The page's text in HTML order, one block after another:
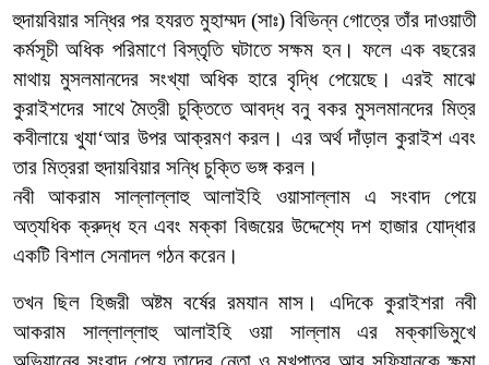
হুদায়বিয়ার সন্ধির পর হযরত মুহাম্মদ(সাঃ) বিভিন্ন গোত্রে তাঁর দাওয়াতী
কর্মসূচী অধিক পরিমাণে বিস্তৃতি ঘটাতে সক্ষম হন। ফলে এক বছরের
মাথায় মুসলমানদের সংখ্যা অধিক হারে বৃদ্ধি পেয়েছে। এরই মাঝে
কুরাইশদের সাথে মৈত্রী চুক্তিতে আবদ্ধ বনু বকর মুসলমানদের মিত্র
কবীলায়ে খুযা‘আর উপর আক্রমণ করল। এর অর্থ দাঁড়াল কুরাইশ এবং
তার মিত্ররা হুদায়বিয়ার সন্ধি চুক্তি ভঙ্গ করল।
নবী
আকরাম সাল্লাল্লাহু আলাইহি ওয়াসাল্লাম এ সংবাদ
পেয়ে
অত্যধিক ক্রুদ্ধ হন এবং মক্কা বিজয়ের উদ্দেশ্যে দশ হাজার যোদ্ধার
একটি বিশাল সেনাদল গঠন করেন।
তখন ছিল হিজরী অষ্টম বর্ষের রমযান মাস। এদিকে কুরাইশরা নবী
আকরাম
সাল্লাল্লাহু আলাইহি ওয়া সাল্লাম এর
মক্কাভিমুখে